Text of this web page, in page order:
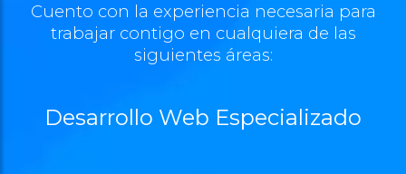
Cuento con la experiencia necesaria para
trabajar contigo en cualquiera de las
siguientes áreas:
Desarrollo Web Especializado